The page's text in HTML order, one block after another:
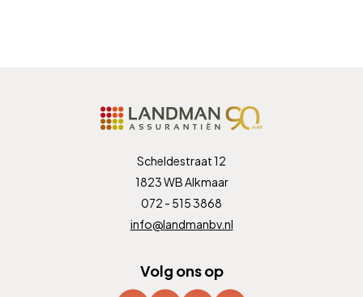
Scheldestraat 12
1823 WB Alkmaar
072 - 515 3868
info@landmanbv.nl
Volg ons op